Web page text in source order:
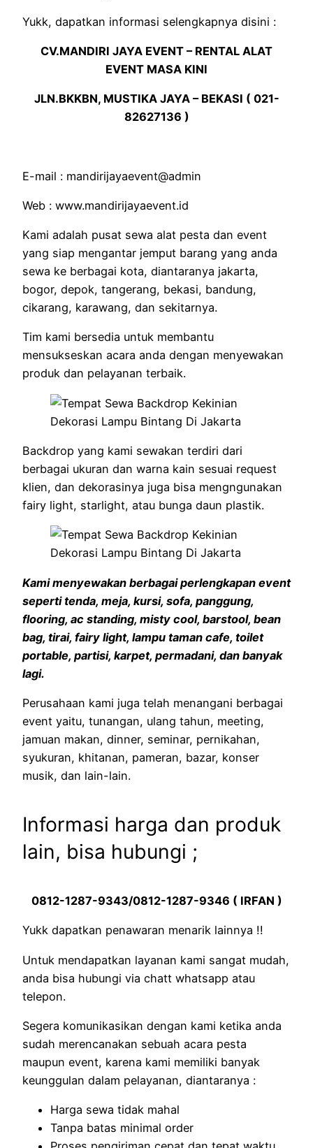
Yukk, dapatkan informasi selengkapnya disini :
CV.MANDIRI JAYA EVENT – RENTAL ALAT
EVENT MASA KINI
JLN.BKKBN, MUSTIKA JAYA – BEKASI ( 021-
82627136 )
E-mail : mandirijayaevent@admin
Web : www.mandirijayaevent.id
Kami adalah pusat sewa alat pesta dan event
yang siap mengantar jemput barang yang anda
sewa ke berbagai kota, diantaranya jakarta,
bogor, depok, tangerang, bekasi, bandung,
cikarang, karawang, dan sekitarnya.
Tim kami bersedia untuk membantu
mensukseskan acara anda dengan menyewakan
produk dan pelayanan terbaik.
Backdrop yang kami sewakan terdiri dari
berbagai ukuran dan warna kain sesuai request
klien, dan dekorasinya juga bisa mengngunakan
fairy light, starlight, atau bunga daun plastik.
Kami menyewakan berbagai perlengkapan event
seperti tenda, meja, kursi, sofa, panggung,
flooring, ac standing, misty cool, barstool, bean
bag, tirai, fairy light, lampu taman cafe, toilet
portable, partisi, karpet, permadani, dan banyak
lagi.
Perusahaan kami juga telah menangani berbagai
event yaitu, tunangan, ulang tahun, meeting,
jamuan makan, dinner, seminar, pernikahan,
syukuran, khitanan, pameran, bazar, konser
musik, dan lain-lain.
Informasi harga dan produk
lain, bisa hubungi ;
0812-1287-9343/0812-1287-9346 ( IRFAN )
Yukk dapatkan penawaran menarik lainnya !!
Untuk mendapatkan layanan kami sangat mudah,
anda bisa hubungi via chatt whatsapp atau
telepon.
Segera komunikasikan dengan kami ketika anda
sudah merencanakan sebuah acara pesta
maupun event, karena kami memiliki banyak
keunggulan dalam pelayanan, diantaranya :
Harga sewa tidak mahal
Tanpa batas minimal order